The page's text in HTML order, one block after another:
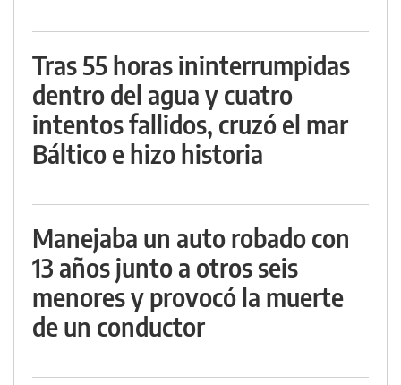
Tras 55 horas ininterrumpidas
dentro del agua y cuatro
intentos fallidos, cruzó el mar
Báltico e hizo historia
Manejaba un auto robado con
13 años junto a otros seis
menores y provocó la muerte
de un conductor